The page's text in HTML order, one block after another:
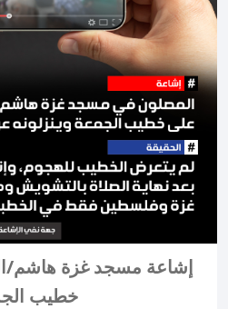
إشاعة مسجد غزة هاشم/
خطيب